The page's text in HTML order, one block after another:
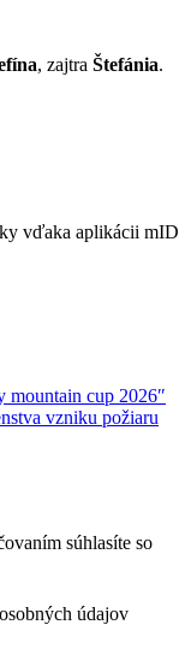
, zajtra Štefánia.
vďaka aplikácii mID
mountain cup 2026″
vzniku požiaru
súhlasíte so
údajov